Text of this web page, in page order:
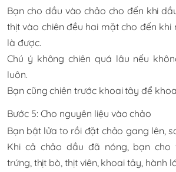
Bạn cho dầu vào chảo cho đến khi
thịt vào chiên đều hai mặt cho đến khi
là được.
Chú ý không chiên quá lâu nếu
luôn.
Bạn cũng chiên trước khoai tây để
Bước 5: Cho nguyên liệu vào chảo
Bạn bật lửa to rồi đặt chảo gang lên,
Khi cả chảo dầu đã nóng, bạn cho
trứng, thịt bò, thịt viên, khoai tây, hành